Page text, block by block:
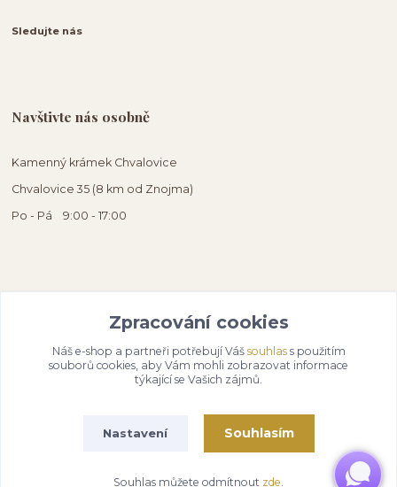
Sledujte nás
Navštivte nás osobně
Kamenný krámek Chvalovice
Chvalovice 35 (8 km od Znojma)
Po - Pá 9:00 - 17:00
Zpracování cookies
Náš e-shop a partneři potřebují Váš souhlass použitím
souborů cookies, aby Vám mohli zobrazovat informace
týkající se Vašich zájmů.
Nastavení Souhlasím
Souhlas můžete odmítnout zde